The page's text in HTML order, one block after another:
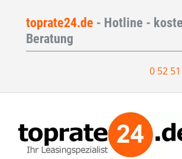
toprate24.de - Hotline -
Beratung
0 52